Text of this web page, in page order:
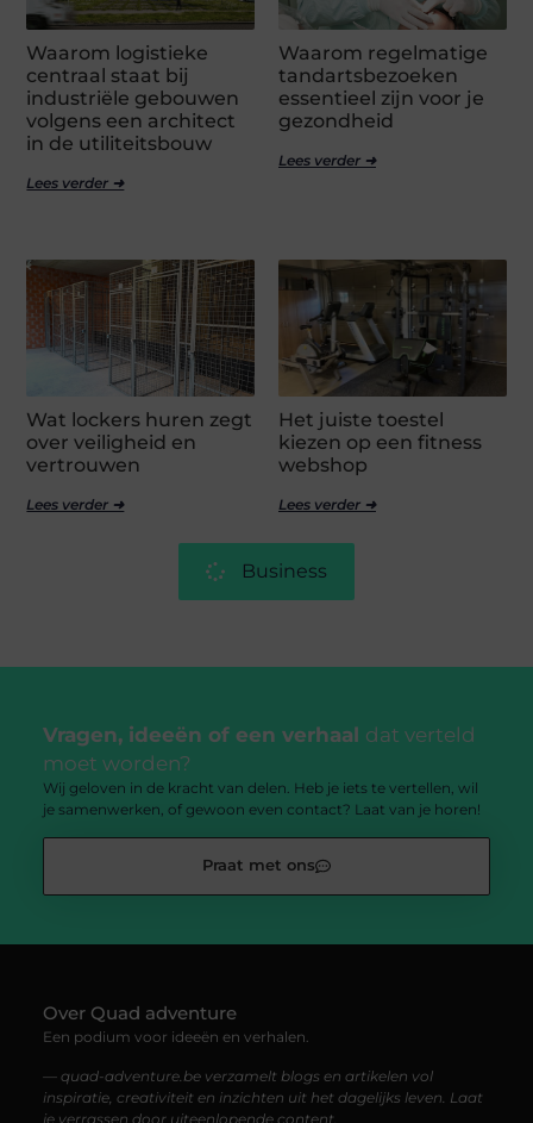
Waarom logistieke
centraal staat bij
industriële gebouwen
volgens een architect
in de utiliteitsbouw
Lees verder ➜
Waarom regelmatige
tandartsbezoeken
essentieel zijn voor je
gezondheid
Lees verder ➜
Wat lockers huren zegt
over veiligheid en
vertrouwen
Lees verder ➜
Het juiste toestel
kiezen op een fitness
webshop
Lees verder ➜
Business
Vragen, ideeën of een verhaal dat verteld
moet worden?
Wij geloven in de kracht van delen. Heb je iets te vertellen, wil
je samenwerken, of gewoon even contact? Laat van je horen!
Praat met ons
Over Quad adventure
Een podium voor ideeën en verhalen.
— quad-adventure.be verzamelt blogs en artikelen vol
inspiratie, creativiteit en inzichten uit het dagelijks leven. Laat
je verrassen door uiteenlopende content.